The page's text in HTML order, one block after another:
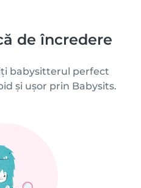
de încredere
babysitterul perfect
și ușor prin Babysits.